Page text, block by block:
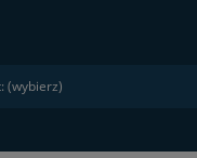
(wybierz)